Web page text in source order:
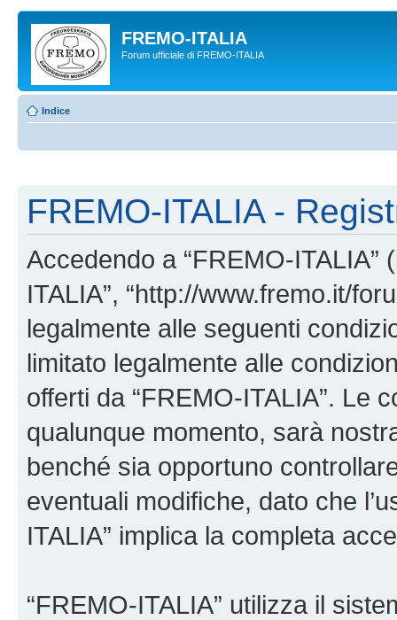
FREMO-ITALIA
Forum ufficiale di FREMO-ITALIA
Indice
FREMO-ITALIA -
Accedendo a “FREMO-ITALIA”
ITALIA”, “http://www.fremo.it/
legalmente alle seguenti
limitato legalmente alle
offerti da “FREMO-ITALIA”. Le
qualunque momento, sarà
benché sia opportuno
eventuali modifiche, dato che
ITALIA” implica la completa
“FREMO-ITALIA” utilizza il